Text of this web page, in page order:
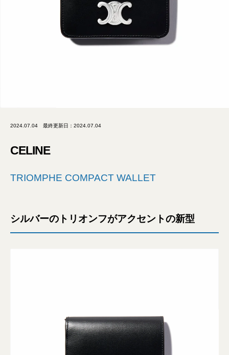
2024.07.04 最終更新日：2024.07.04
CELINE
TRIOMPHE COMPACT WALLET
シルバーのトリオンフがアクセントの新型